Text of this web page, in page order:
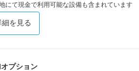
にて現金で利用可能な設備も含まれています
細を見る
プション